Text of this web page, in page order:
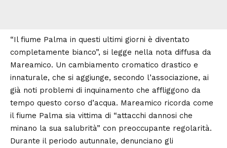
“Il fiume Palma in questi ultimi giorni è diventato
completamente bianco”, si legge nella nota diffusa da
Mareamico. Un cambiamento cromatico drastico e
innaturale, che si aggiunge, secondo l’associazione, ai
già noti problemi di inquinamento che affliggono da
tempo questo corso d’acqua. Mareamico ricorda come
il fiume Palma sia vittima di “attacchi dannosi che
minano la sua salubrità” con preoccupante regolarità.
Durante il periodo autunnale, denunciano gli